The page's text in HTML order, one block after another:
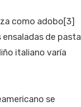
como adobo[3]
ensaladas de pasta
italiano varía
se